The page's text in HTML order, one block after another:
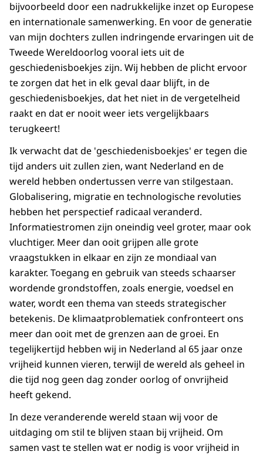
bijvoorbeeld door een nadrukkelijke inzet op Europese
en internationale samenwerking. En voor de generatie
van mijn dochters zullen indringende ervaringen uit de
Tweede Wereldoorlog vooral iets uit de
geschiedenisboekjes zijn. Wij hebben de plicht ervoor
te zorgen dat het in elk geval daar blijft, in de
geschiedenisboekjes, dat het niet in de vergetelheid
raakt en dat er nooit weer iets vergelijkbaars
terugkeert!
Ik verwacht dat de 'geschiedenisboekjes' er tegen die
tijd anders uit zullen zien, want Nederland en de
wereld hebben ondertussen verre van stilgestaan.
Globalisering, migratie en technologische revoluties
hebben het perspectief radicaal veranderd.
Informatiestromen zijn oneindig veel groter, maar ook
vluchtiger. Meer dan ooit grijpen alle grote
vraagstukken in elkaar en zijn ze mondiaal van
karakter. Toegang en gebruik van steeds schaarser
wordende grondstoffen, zoals energie, voedsel en
water, wordt een thema van steeds strategischer
betekenis. De klimaatproblematiek confronteert ons
meer dan ooit met de grenzen aan de groei. En
tegelijkertijd hebben wij in Nederland al 65 jaar onze
vrijheid kunnen vieren, terwijl de wereld als geheel in
die tijd nog geen dag zonder oorlog of onvrijheid
heeft gekend.
In deze veranderende wereld staan wij voor de
uitdaging om stil te blijven staan bij vrijheid. Om
samen vast te stellen wat er nodig is voor vrijheid in